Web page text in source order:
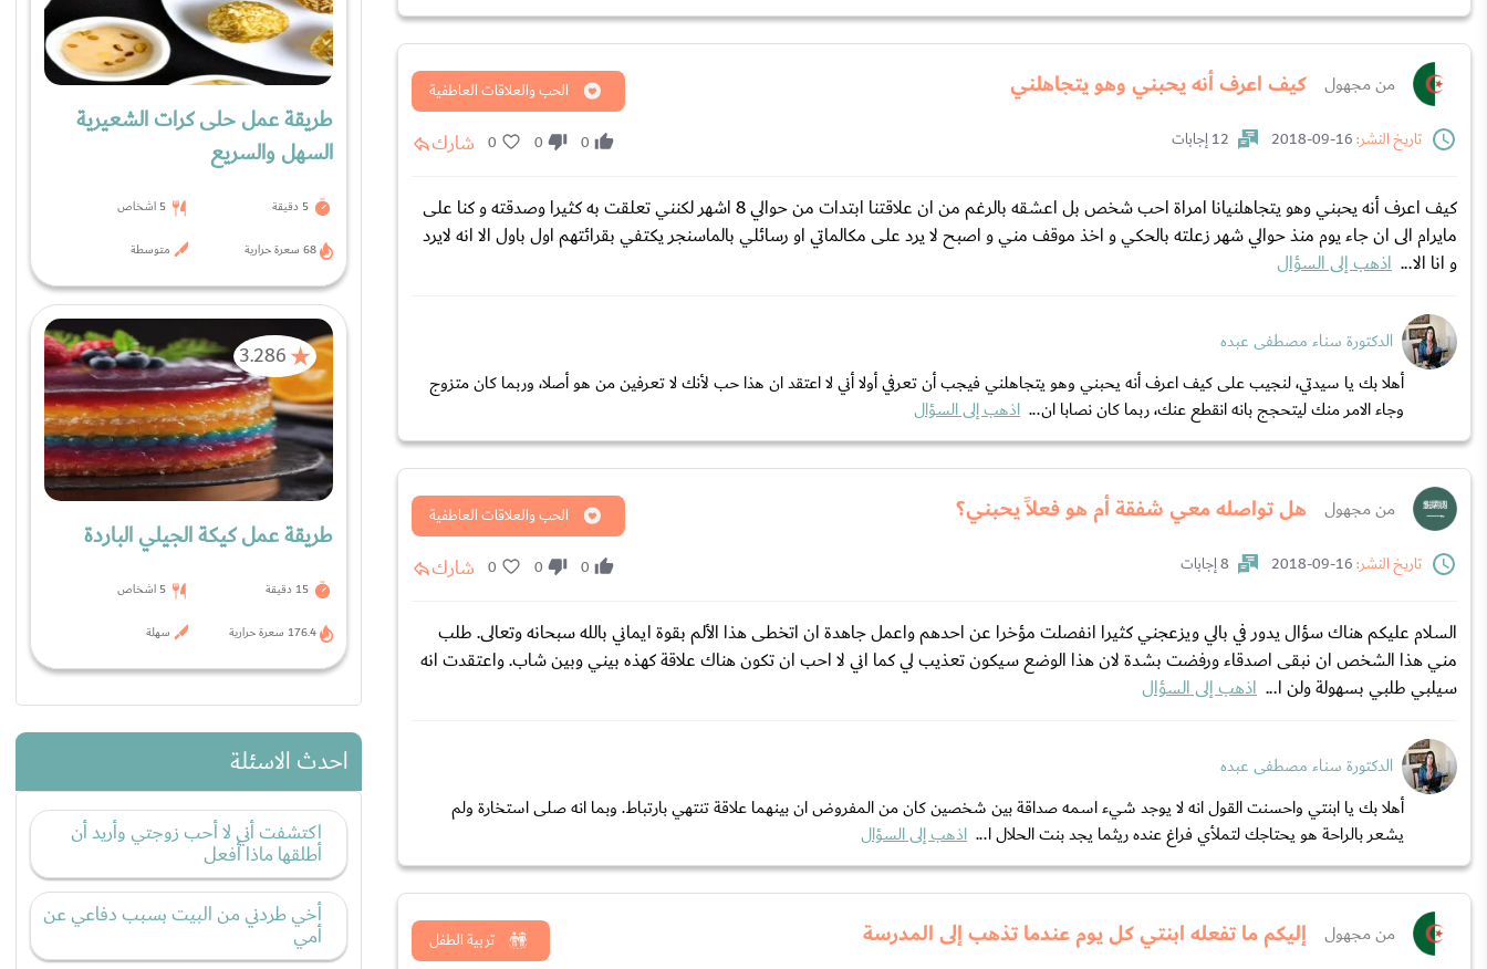
من مجهول كيف اعرف أنه يحبني وهو يتجاهلني
الحب والعلاقات العاطفية
تاريخ النشر:
12 إجابات 0
0
0 شارك
كيف اعرف أنه يحبني وهو يتجاهلنيانا امراة احب شخص بل اعشقه بالرغم من ان علاقتنا ابتدات من حوالي 8 اشهر لكنني تعلقت به كثيرا وصدقته و كنا على
مايرام الى ان جاء يوم منذ حوالي شهر زعلته بالحكي و اخذ موقف مني و اصبح لا يرد على مكالماتي او رسائلي بالماسنجر يكتفي بقرائتهم اول باول الا انه لايرد
و انا الا... اذهب إلى السؤال
الدكتورة سناء مصطفى عبده
أهلا بك يا سيدتي، لنجيب على كيف اعرف أنه يحبني وهو يتجاهلني فيجب أن تعرفي أولا أني لا اعتقد ان هذا حب لأنك لا تعرفين من هو أصلا، وربما كان متزوج
وجاء الامر منك ليتحجج بانه انقطع عنك، ربما كان نصابا ان... اذهب إلى السؤال
من مجهول هل تواصله معي شفقة أم هو فعلاً يحبني؟
الحب والعلاقات العاطفية
تاريخ النشر:
8 إجابات 0
0
0 شارك
السلام عليكم هناك سؤال يدور في بالي ويزعجني كثيرا انفصلت مؤخرا عن احدهم واعمل جاهدة ان اتخطى هذا الألم بقوة ايماني بالله سبحانه وتعالى. طلب
مني هذا الشخص ان نبقى اصدقاء ورفضت بشدة لان هذا الوضع سيكون تعذيب لي كما اني لا احب ان تكون هناك علاقة كهذه بيني وبين شاب. واعتقدت انه
سيلبي طلبي بسهولة ولن ا... اذهب إلى السؤال
الدكتورة سناء مصطفى عبده
أهلا بك يا ابنتي واحسنت القول انه لا يوجد شيء اسمه صداقة بين شخصين كان من المفروض ان بينهما علاقة تنتهي بارتباط. وبما انه صلى استخارة ولم
يشعر بالراحة هو يحتاجك لتملأي فراغ عنده ريثما يجد بنت الحلال ا... اذهب إلى السؤال
من مجهول إليكم ما تفعله ابنتي كل يوم عندما تذهب إلى المدرسة
تربية الطفل
طريقة عمل حلى كرات الشعيرية
السهل والسريع
5 دقيقة 5 اشخاص
68 سعرة حرارية متوسطة
3.286
طريقة عمل كيكة الجيلي الباردة
15 دقيقة 5 اشخاص
176.4 سعرة حرارية سهلة
احدث الاسئلة
اكتشفت أني لا أحب زوجتي وأريد أن
أطلقها ماذا أفعل
أخي طردني من البيت بسبب دفاعي عن
أمي